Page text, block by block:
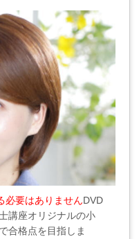
必要はありませんDVD
講座オリジナルの小
合格点を目指しま